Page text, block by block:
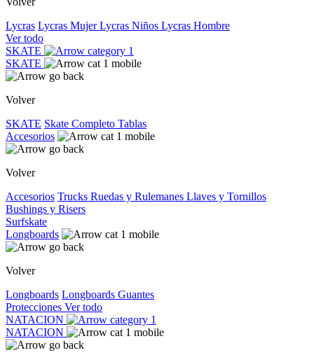
Lycras Lycras MujerLycras Niños Lycras Hombre
Ver todo
SKATE
SKATE
Volver
SKATE Skate Completo Tablas
Accesorios
Volver
Accesorios Trucks Ruedas y Rulemanes Llaves y Tornillos
Bushings y Risers
Surfskate
Longboards
Volver
Longboards Longboards Guantes
Protecciones Ver todo
NATACION
NATACION